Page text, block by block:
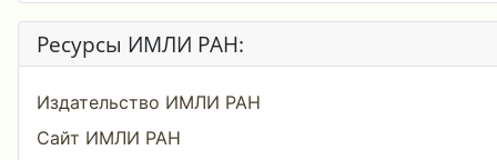
Ресурсы ИМЛИ РАН:
Издательство ИМЛИ РАН
Сайт ИМЛИ РАН